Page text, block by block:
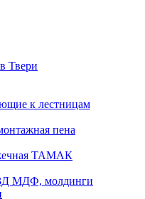
Твери
к лестницам
пена
ТАМАК
МДФ, молдинги